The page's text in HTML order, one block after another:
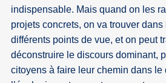
indispensable. Mais quand on les
projets concrets, on va trouver
différents points de vue, et on peut
déconstruire le discours dominant,
citoyens à faire leur chemin dans